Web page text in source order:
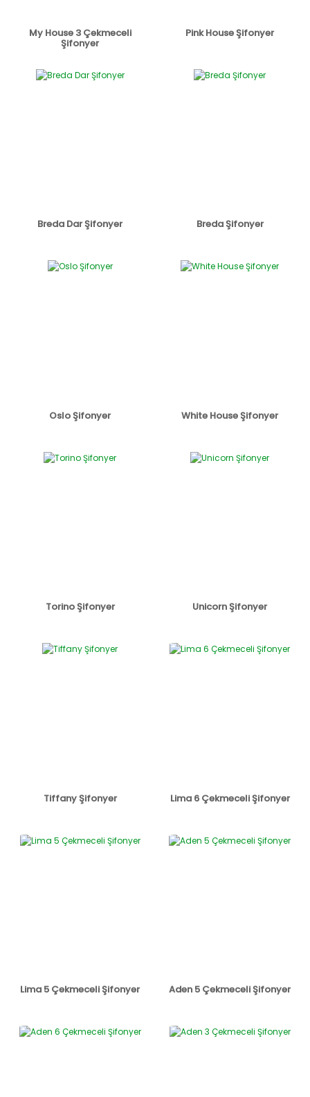
My House 3 Çekmeceli
Şifonyer
Pink House Şifonyer
Breda Dar Şifonyer Breda Şifonyer
Oslo Şifonyer White House Şifonyer
Torino Şifonyer Unicorn Şifonyer
Tiffany Şifonyer Lima 6 Çekmeceli Şifonyer
Lima 5 Çekmeceli Şifonyer Aden 5 Çekmeceli Şifonyer